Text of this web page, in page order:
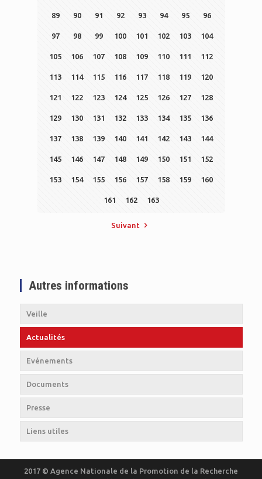
89 90 91 92 93 94 95 96
97 98 99 100 101 102 103 104
105 106 107 108 109 110 111 112
113 114 115 116 117 118 119 120
121 122 123 124 125 126 127 128
129 130 131 132 133 134 135 136
137 138 139 140 141 142 143 144
145 146 147 148 149 150 151 152
153 154 155 156 157 158 159 160
161 162 163
Suivant
Autres informations
Veille
Actualités
Evénements
Documents
Presse
Liens utiles
2017 © Agence Nationale de la Promotion de la Recherche